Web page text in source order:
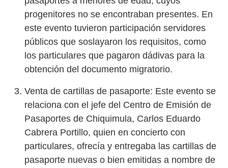
progenitores no se encontraban presentes. En
este evento tuvieron participación servidores
públicos que soslayaron los requisitos, como
los particulares que pagaron dádivas para la
obtención del documento migratorio.
Venta de cartillas de pasaporte: Este evento se
relaciona con el jefe del Centro de Emisión de
Pasaportes de Chiquimula, Carlos Eduardo
Cabrera Portillo, quien en concierto con
particulares, ofrecía y entregaba las cartillas de
pasaporte nuevas o bien emitidas a nombre de